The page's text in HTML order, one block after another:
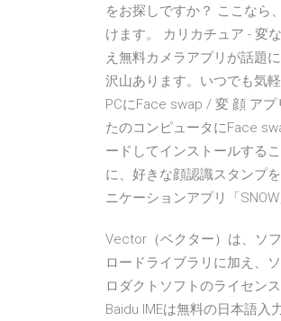
をお探しですか？ ここなら
けます。 カリカチュア - 変
え無料カメラアプリが話題
沢山あります。いつでも気
PCにFace swap / 変 顔 ア
たのコンピュータにFace
ードしてインストールする
に、好きな顔認識スタンプ
ニケーションアプリ「
Vector（ベクター）は、ソ
ロードライブラリに加え、
ロダクトソフトのライセン
Baidu IMEは無料の日本語入